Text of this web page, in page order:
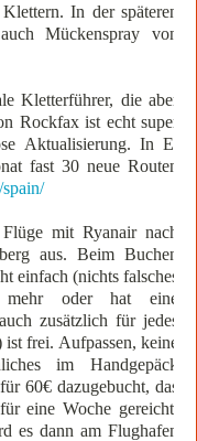
In der späteren
Mückenspray von
Kletterführer, die aber
Rockfax ist echt super
Aktualisierung. In El
fast 30 neue Routen
mit Ryanair nach
aus. Beim Buchen
einfach (nichts falsches
mehr oder hat eine
zusätzlich für jedes
frei. Aufpassen, keine
im Handgepäck
60€ dazugebucht, das
eine Woche gereicht.
es dann am Flughafen